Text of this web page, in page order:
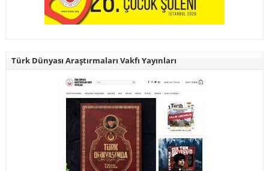
Türk Dünyası Araştırmaları Vakfı Yayınları